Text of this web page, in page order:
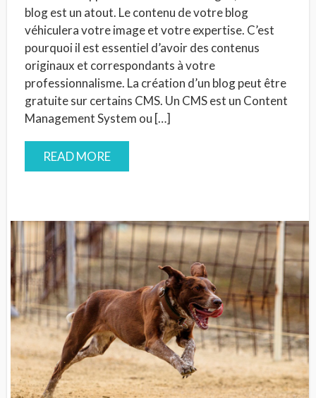
blog est un atout. Le contenu de votre blog
véhiculera votre image et votre expertise. C’est
pourquoi il est essentiel d’avoir des contenus
originaux et correspondants à votre
professionnalisme. La création d’un blog peut être
gratuite sur certains CMS. Un CMS est un Content
Management System ou […]
READ MORE